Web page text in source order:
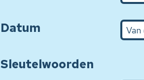
Datum De
Sleutelwoorden